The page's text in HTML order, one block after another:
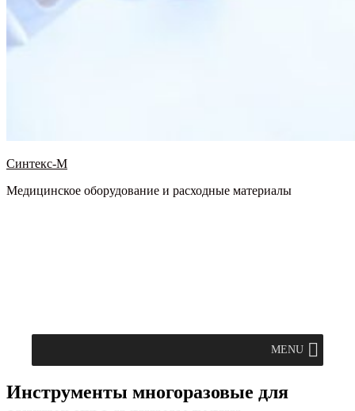
Синтекс-М
Медицинское оборудование и расходные материалы
MENU
Инструменты многоразовые для